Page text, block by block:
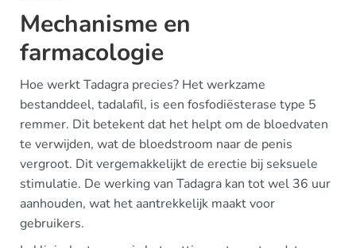
Mechanisme en
farmacologie
Hoe werkt Tadagra precies? Het werkzame
bestanddeel, tadalafil, is een fosfodiësterase type 5
remmer. Dit betekent dat het helpt om de bloedvaten
te verwijden, wat de bloedstroom naar de penis
vergroot. Dit vergemakkelijkt de erectie bij seksuele
stimulatie. De werking van Tadagra kan tot wel 36 uur
aanhouden, wat het aantrekkelijk maakt voor
gebruikers.